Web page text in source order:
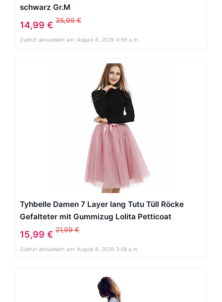
schwarz Gr.M
14,99 € 35,99 €
Zuletzt aktualisiert am: August 6, 2026 4:59 a.m.
Tyhbelle Damen 7 Layer lang Tutu Tüll Röcke
Gefalteter mit Gummizug Lolita Petticoat
Tuturock (Mauverot)
15,99 € 21,99 €
Zuletzt aktualisiert am: August 6, 2026 3:58 a.m.